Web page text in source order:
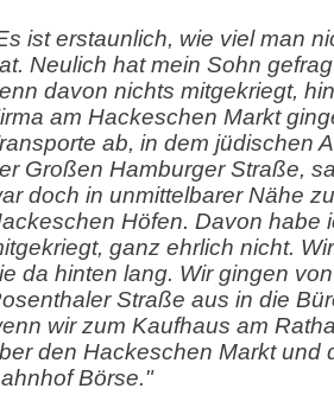
ist erstaunlich, wie viel man
Neulich hat mein Sohn
davon nichts mitgekriegt,
am Hackeschen Markt
ab, in dem jüdischen
Großen Hamburger Straße,
doch in unmittelbarer Nähe
Höfen. Davon habe
ganz ehrlich nicht.
da hinten lang. Wir gingen
Straße aus in die
wir zum Kaufhaus am
den Hackeschen Markt und
Börse."